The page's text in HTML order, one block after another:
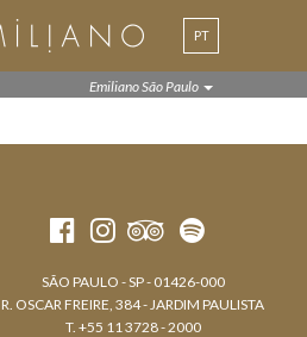
PT
EN
Emiliano São Paulo
SÃO PAULO - SP - 01426-000
R. OSCAR FREIRE, 384 - JARDIM PAULISTA
T. +55 11 3728 - 2000